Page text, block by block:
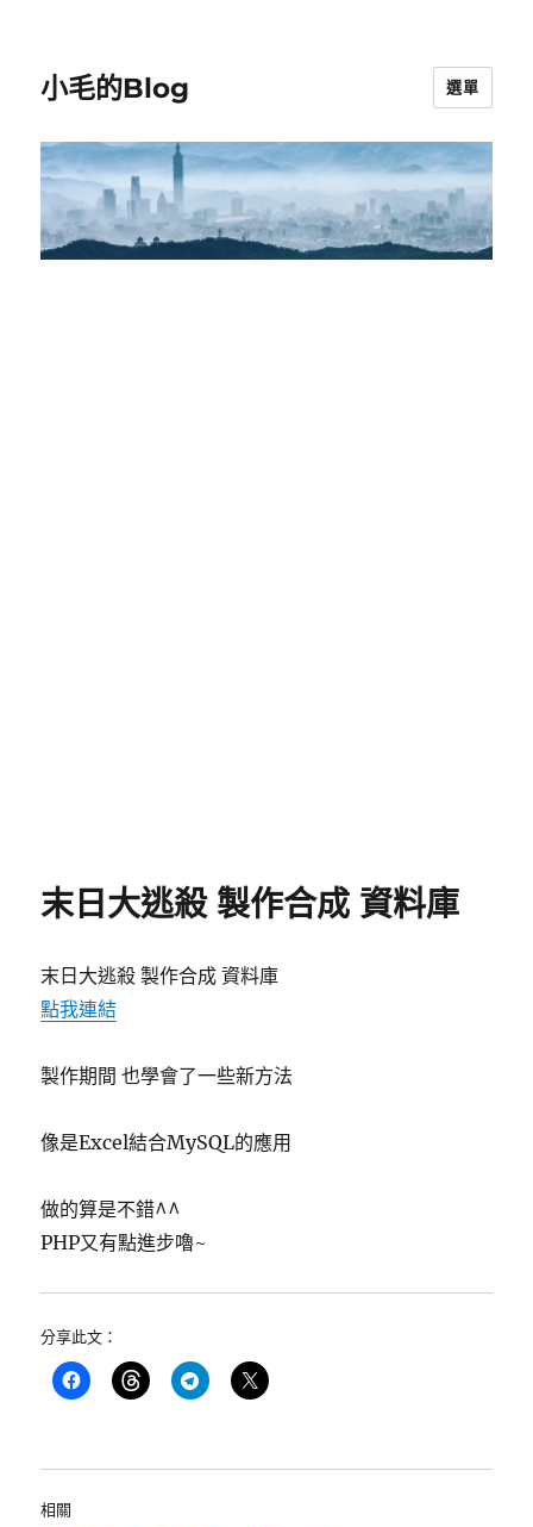
小毛的Blog 選單
末日大逃殺 製作合成 資料庫
末日大逃殺 製作合成 資料庫
點我連結
製作期間 也學會了一些新方法
像是Excel結合MySQL的應用
做的算是不錯^^
PHP又有點進步嚕~
分享此文：
相關